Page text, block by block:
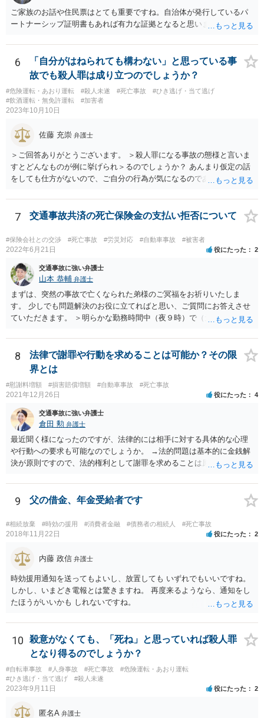
ご家族のお話や住民票はとても重要ですね。自治体が発行しているパ
ートナーシップ証明書もあれば有力な証拠となると思います。
6
「自分がはねられても構わない」と思っている事
故でも殺人罪は成り立つのでしょうか？
#危険運転・あおり運転 #殺人未遂 #死亡事故
#ひき逃げ・当て逃げ
#飲酒運転・無免許運転
#加害者
2023年10月10日
佐藤 充崇 弁護士
＞ご回答ありがとうございます。 ＞殺人罪になる事故の態様と言いま
すとどんなものが例に挙げられ＞るのでしょうか？ あんまり仮定の話
をしても仕方がないので、ご自分の行為が気になるのであれば、何を
か、直接弁護士に相談に行くかしたほうがいいと思います。 殺人罪に
なりうる事故の態様だと、自転車が改造自転車か何かで時速１００キ
ロや１５０キロくらい出していれば殺人罪の実行行為性は認められる
と思いますので、殺人罪が成立しえますが・・・ 思いつく限りの例を
全て挙げるのは不可能ではあります。 ＞私は決して人を殺そうと思っ
て危険な運転をしたわけではありま＞せん。 殺人罪の故意は、「自分
の危険な運転で誰か人が死んでも構わない」くらいで成立します。そ
して自分でそう思っていなくても、客観的に人が死んでもおかしくな
い危険行為を、危険だと知っていてやると故意は認められてしまう可
能性が高いです。人を殺そうという意欲までは不要です。
7 交通事故共済の死亡保険金の支払い拒否について
#保険会社との交渉 #死亡事故 #労災対応 #自動車事故 #被害者
2022年6月21日 役にたった 2
交通事故に強い弁護士
山本 恭輔 弁護士
まずは、突然の事故で亡くなられた弟様のご冥福をお祈りいたしま
す。 少しでも問題解決のお役に立てればと思い、ご質問にお答えさせ
ていただきます。 ＞明らかな勤務時間中（夜９時）で（元従業員の証
相手方の言い分は通るのでしょうか？ 勿論、正式に支払い拒否となれ
ば、裁判になると思いますが、勝算はありますか？ →共済組合の対応
はやや硬直的なように感じますが、相手方の言い分が通るか、そして
その裏返しとして裁判での勝算があるかは、共済約款などに規定され
ている給付金の支給要件や、証拠の有無によってきますので、この掲
示板では最終的な回答というのは難しいと思われます。 金額も大き
く、非常に重要な件かと思いますので、今後の方針の検討も含め一度
面談にて法律相談をされることをおすすめします。
8
法律で謝罪や行動を求めることは可能か？その限
界とは
#慰謝料増額 #損害賠償増額 #自動車事故 #死亡事故
2021年12月26日 役にたった 4
交通事故に強い弁護士
倉田 勲 弁護士
最近聞く様になったのですが、法律的には相手に対する具体的な心理
や行動への要求も可能なのでしょうか。 →法的問題は基本的に金銭解
決が原則ですので、法的権利として謝罪を求めることは原則としてで
書に相手の合意の下で謝罪の文言を入れることはあります。それ以上
に相手に謝罪を強制することはできません。
9 父の借金、年金受給者です
#相続放棄 #時効の援用 #消費者金融 #債務者の相続人 #死亡事故
2018年11月22日 役にたった 2
内藤 政信 弁護士
時効援用通知を送ってもよいし、放置しても いずれでもいいですね。
しかし、いまどき電報とは驚きますね。 再度来るようなら、通知をし
たほうがいいかも しれないですね。
10
殺意がなくても、「死ね」と思っていれば殺人罪
となり得るのでしょうか？
#自転車事故 #人身事故 #死亡事故
#危険運転・あおり運転
#ひき逃げ・当て逃げ
#殺人未遂
2023年9月11日 役にたった 2
匿名A 弁護士